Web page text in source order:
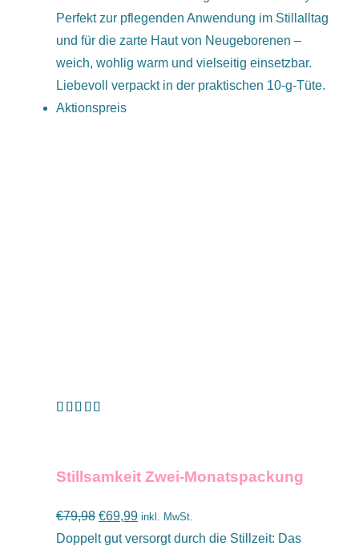
Perfekt zur pflegenden Anwendung im Stillalltag
und für die zarte Haut von Neugeborenen –
weich, wohlig warm und vielseitig einsetzbar.
Liebevoll verpackt in der praktischen 10-g-Tüte.
Aktionspreis
Stillsamkeit Zwei-Monatspackung
€79,98 Ursprünglicher
Preis
€69,99Aktueller
Preis
inkl. MwSt.
Doppelt gut versorgt durch die Stillzeit: Das